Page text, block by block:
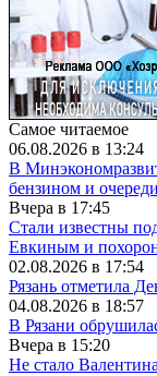
Самое читаемое
06.08.2026 в 13:24
В
бензином и
Вчера в 17:45
Стали известны
Евкиным и
02.08.2026 в 17:54
Рязань отметила
04.08.2026 в 18:57
В Рязани
Вчера в 15:20
Не стало